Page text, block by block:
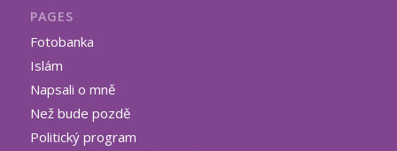
PAGES
Fotobanka
Islám
Napsali o mně
Než bude pozdě
Politický program